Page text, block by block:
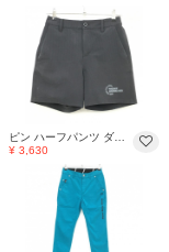
ピン ハーフパンツ ダークグレー 細ストライプ ウエスト一部ゴム ストレッチ レディース S ゴルフウェア PING
¥ 3,630